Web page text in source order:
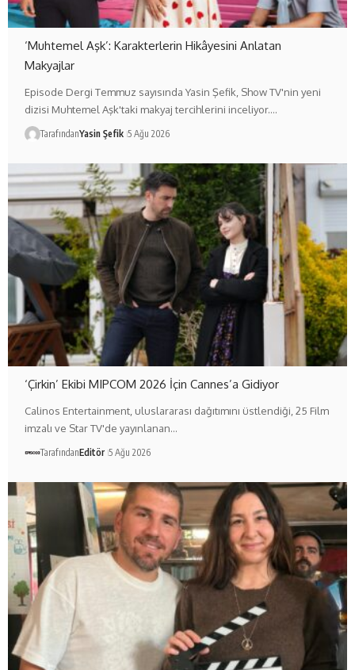
‘Muhtemel Aşk’: Karakterlerin Hikâyesini Anlatan
Makyajlar
Episode Dergi Temmuz sayısında Yasin Şefik, Show TV'nin yeni
dizisi Muhtemel Aşk'taki makyaj tercihlerini inceliyor.…
TarafındanYasin Şefik 5 Ağu 2026
‘Çirkin’ Ekibi MIPCOM 2026 İçin Cannes’a Gidiyor
Calinos Entertainment, uluslararası dağıtımını üstlendiği, 25 Film
imzalı ve Star TV'de yayınlanan…
TarafındanEditör 5 Ağu 2026